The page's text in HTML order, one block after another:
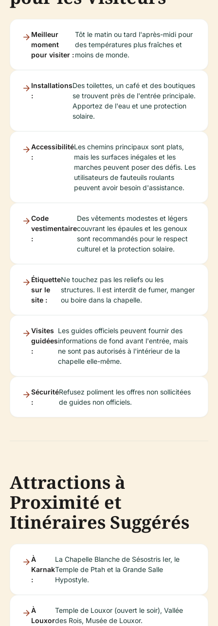
Meilleur
moment
pour visiter :
Tôt le matin ou tard l'après-midi pour
des températures plus fraîches et
moins de monde.
Installations
:
Des toilettes, un café et des boutiques
se trouvent près de l'entrée principale.
Apportez de l'eau et une protection
solaire.
Accessibilité
:
Les chemins principaux sont plats,
mais les surfaces inégales et les
marches peuvent poser des défis. Les
utilisateurs de fauteuils roulants
peuvent avoir besoin d'assistance.
Code
vestimentaire
:
Des vêtements modestes et légers
couvrant les épaules et les genoux
sont recommandés pour le respect
culturel et la protection solaire.
Étiquette
sur le
site :
Ne touchez pas les reliefs ou les
structures. Il est interdit de fumer, manger
ou boire dans la chapelle.
Visites
guidées
:
Les guides officiels peuvent fournir des
informations de fond avant l'entrée, mais
ne sont pas autorisés à l'intérieur de la
chapelle elle-même.
Sécurité
:
Refusez poliment les offres non sollicitées
de guides non officiels.
Attractions à
Proximité et
Itinéraires Suggérés
À
Karnak
:
La Chapelle Blanche de Sésostris Ier, le
Temple de Ptah et la Grande Salle
Hypostyle.
À
Louxor
Temple de Louxor (ouvert le soir), Vallée
des Rois, Musée de Louxor.